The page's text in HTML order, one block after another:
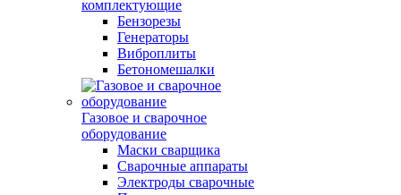
комплектующие
Бензорезы
Генераторы
Виброплиты
Бетономешалки
Газовое и сварочное
оборудование
Маски сварщика
Сварочные аппараты
Электроды сварочные